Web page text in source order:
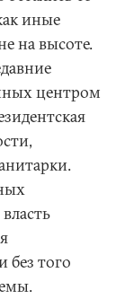
иные
на высоте.
центром
без того